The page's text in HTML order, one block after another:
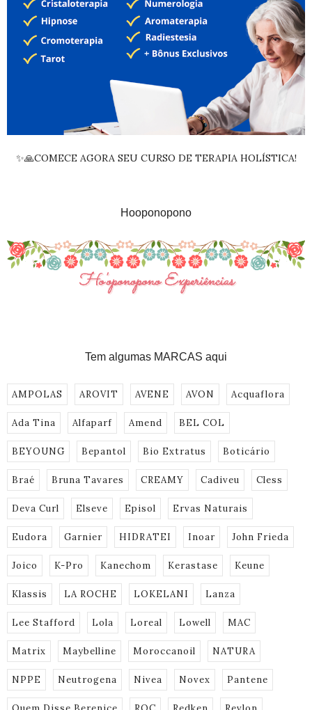
✨🙏COMECE AGORA SEU CURSO DE TERAPIA HOLÍSTICA!
Hooponopono
Tem algumas MARCAS aqui
AMPOLAS AROVIT AVENE AVON Acquaflora
Ada Tina Alfaparf Amend BEL COL
BEYOUNG Bepantol Bio Extratus Boticário
Braé Bruna Tavares CREAMY Cadiveu Cless
Deva Curl Elseve Episol Ervas Naturais
Eudora Garnier HIDRATEI Inoar John Frieda
Joico K-Pro Kanechom Kerastase Keune
Klassis LA ROCHE LOKELANI Lanza
Lee Stafford Lola Loreal Lowell MAC
Matrix Maybelline Moroccanoil NATURA
NPPE Neutrogena Nivea Novex Pantene